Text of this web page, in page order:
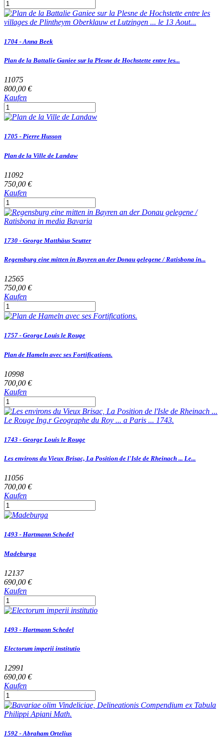
1704 - Anna Beek
Plan de la Battalie Ganiee sur la Plesne de Hochstette entre les...
11075
800,00 €
Kaufen
1705 - Pierre Husson
Plan de la Ville de Landaw
11092
750,00 €
Kaufen
1730 - George Matthäus Seutter
Regensburg eine mitten in Bayren an der Donau gelegene / Ratisbona in...
12565
750,00 €
Kaufen
1757 - George Louis le Rouge
Plan de Hameln avec ses Fortifications.
10998
700,00 €
Kaufen
1743 - George Louis le Rouge
Les environs du Vieux Brisac, La Position de l'Isle de Rheinach ... Le...
11056
700,00 €
Kaufen
1493 - Hartmann Schedel
Madeburga
12137
690,00 €
Kaufen
1493 - Hartmann Schedel
Electorum imperii institutio
12991
690,00 €
Kaufen
1592 - Abraham Ortelius